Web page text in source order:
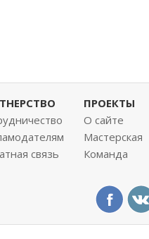
связь
ПРОЕКТЫ
О сайте
Мастерская
Команда